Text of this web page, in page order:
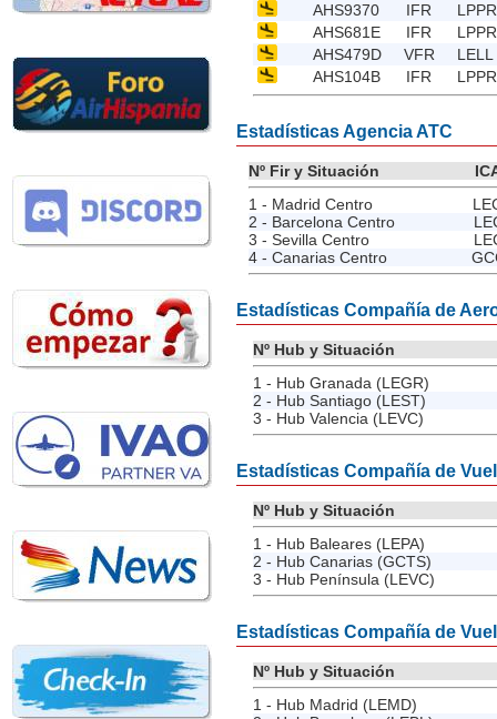
AHS9370
IFR
LPPR
AHS681E
IFR
LPPR
AHS479D
VFR
LELL
AHS104B
IFR LPPR
Estadísticas Agencia ATC
Nº Fir y Situación
1 - Madrid Centro
2 - Barcelona Centro
3 - Sevilla Centro
4 - Canarias Centro
Estadísticas Compañía de
Nº Hub y Situación
1 - Hub Granada (LEGR)
2 - Hub Santiago (LEST)
3 - Hub Valencia (LEVC)
Estadísticas Compañía de
Nº Hub y Situación
1 - Hub Baleares (LEPA)
2 - Hub Canarias (GCTS)
3 - Hub Península (LEVC)
Estadísticas Compañía de
Nº Hub y Situación
1 - Hub Madrid (LEMD)